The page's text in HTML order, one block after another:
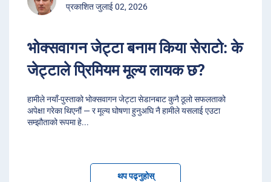
प्रकाशित जुलाई 02, 2026
भोक्सवागन जेट्टा बनाम किया सेराटो: के
जेट्टाले प्रिमियम मूल्य लायक छ?
हामीले नयाँ-पुस्ताको भोक्सवागन जेट्टा सेडानबाट कुनै ठूलो सफलताको
अपेक्षा गरेका थिएनौं — र मूल्य घोषणा हुनुअघि नै हामीले यसलाई एउटा
सम्झौताको रूपमा हे...
थप पढ्नुहोस्